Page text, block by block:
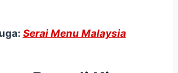
Serai Menu Malaysia